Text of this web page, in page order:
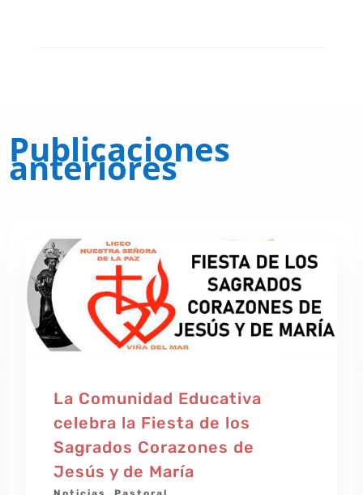
Publicaciones
anteriores
La Comunidad Educativa
celebra la Fiesta de los
Sagrados Corazones de
Jesús y de María